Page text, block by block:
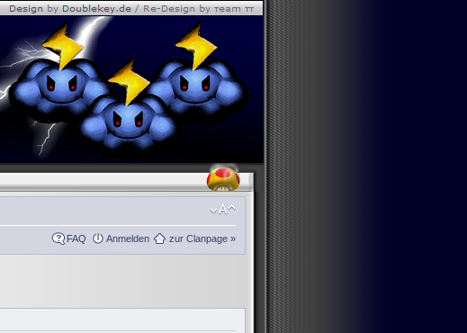
FAQ Anmelden zur Clanpage »